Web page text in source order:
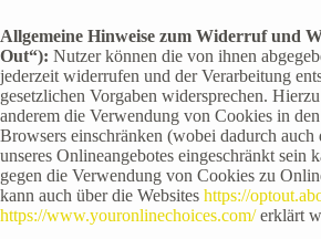
Allgemeine Hinweise zum Widerruf und
Out“): Nutzer können die von ihnen
jederzeit widerrufen und der Verarbeitung
gesetzlichen Vorgaben widersprechen.
anderem die Verwendung von Cookies in
Browsers einschränken (wobei dadurch
unseres Onlineangebotes eingeschränkt sein
gegen die Verwendung von Cookies zu
kann auch über die Websites https://
https://www.youronlinechoices.com/erklärt